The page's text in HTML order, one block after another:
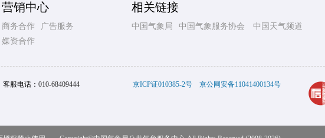
营销中心
商务合作
广告服务
媒资合作
相关链接
中国气象局 中国气象服务协会 中国天气频道
客服电话： 010-68409444 京ICP证010385-2号 京公网安备11041400134号